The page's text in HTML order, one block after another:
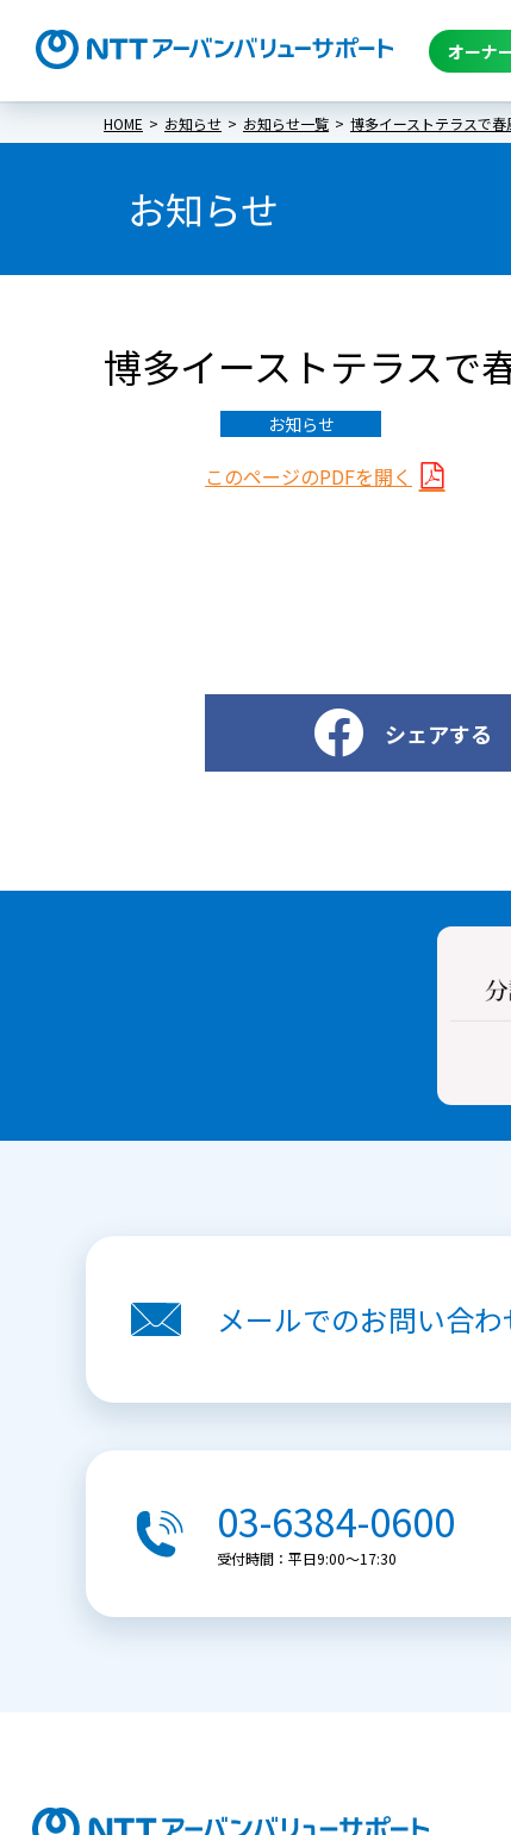
オーナ
HOME お知らせ お知らせ一覧 博多イーストテラスで
お知らせ
博多イーストテラスで
お知らせ
このページのPDFを開く
シェアする
メールでのお問い合わ
03-6384-0600
受付時間：平日9:00〜17:30